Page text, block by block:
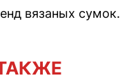
вязаных сумок.